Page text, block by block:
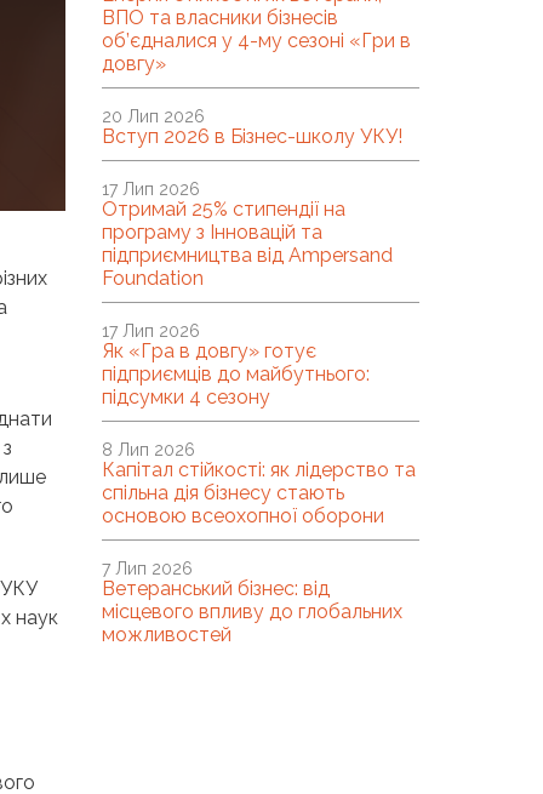
УКУ
наук
ВПО та власники бізнесів
об’єдналися у 4-му сезоні «Гри в
довгу»
Вступ 2026 в Бізнес-школу УКУ!
20 Лип 2026
Отримай 25% стипендії на
програму з Інновацій та
підприємництва від Ampersand
Foundation
17 Лип 2026
Як «Гра в довгу» готує
підприємців до майбутнього:
підсумки 4 сезону
17 Лип 2026
Капітал стійкості: як лідерство та
спільна дія бізнесу стають
основою всеохопної оборони
8 Лип 2026
Ветеранський бізнес: від
місцевого впливу до глобальних
можливостей
7 Лип 2026